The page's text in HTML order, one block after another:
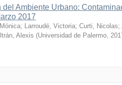
del Ambiente Urbano:
2017
; Larroudé, Victoria; Curti, Nicolas;
Alexis (Universidad de Palermo,